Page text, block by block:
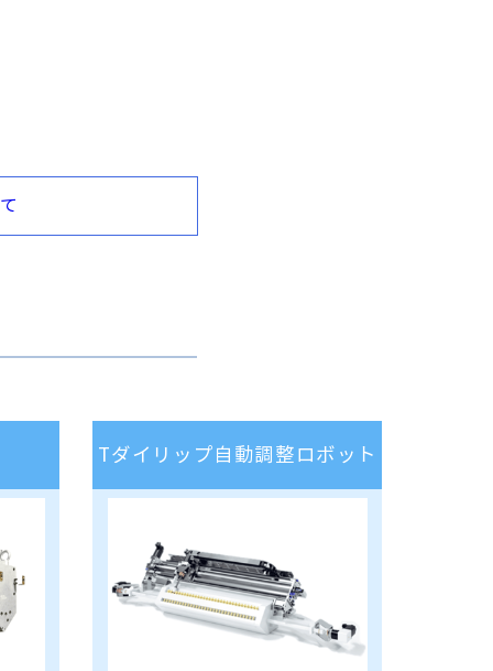
Tダイリップ自動調整ロボット